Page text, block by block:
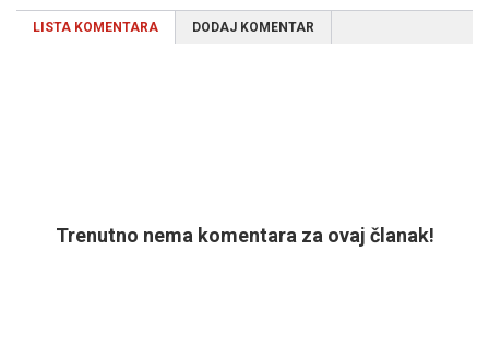
LISTA KOMENTARA DODAJ KOMENTAR
Trenutno nema komentara za ovaj članak!